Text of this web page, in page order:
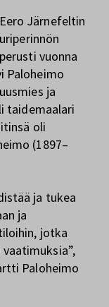
Järnefeltin
vuonna
Paloheimo
ja
taidemaalari
oli
(1897–
ja tukea
ja
jotka
Paloheimo